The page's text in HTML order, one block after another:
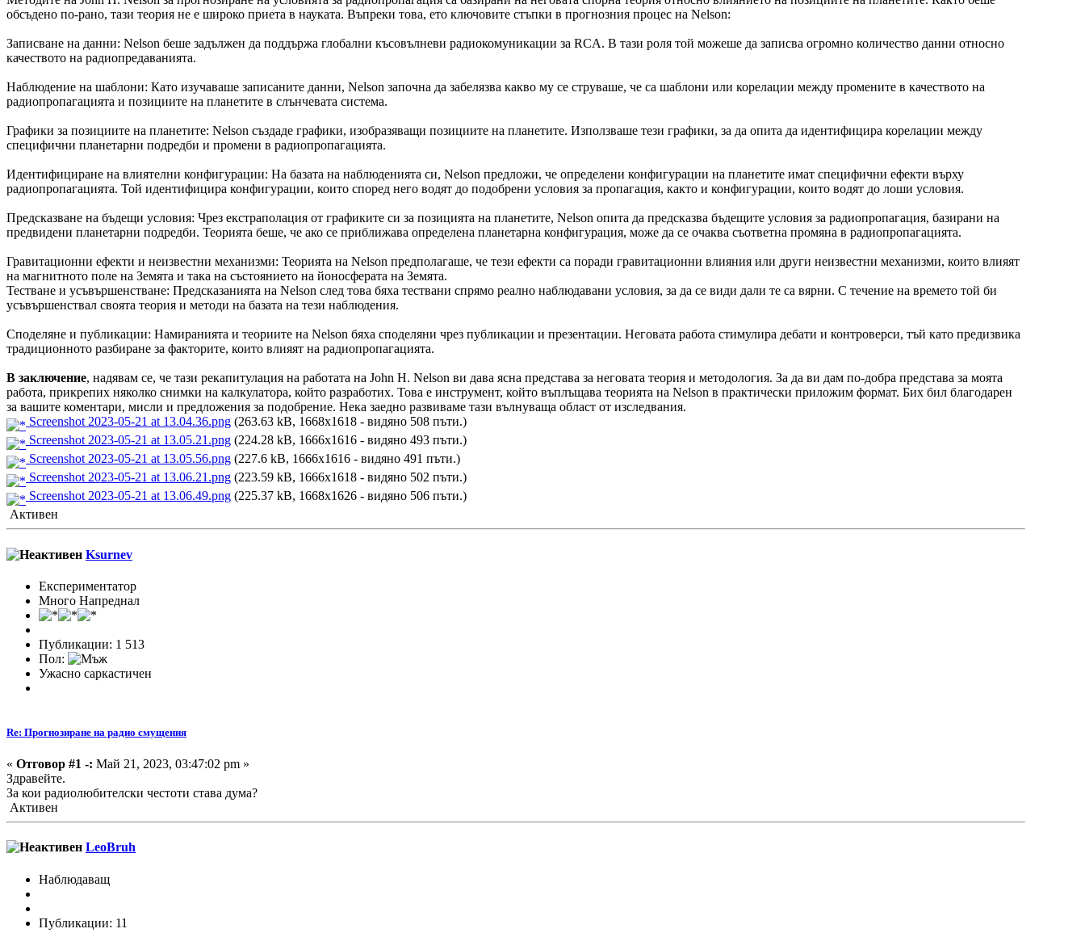
обсъдено по-рано, тази теория не е широко приета в науката. Въпреки това, ето ключовите стъпки в прогнозния процес на Nelson:
Записване на данни: Nelson беше задължен да поддържа глобални късовълневи радиокомуникации за RCA. В тази роля той можеше да записва огромно количество данни относно
качеството на радиопредаванията.
Наблюдение на шаблони: Като изучаваше записаните данни, Nelson започна да забелязва какво му се струваше, че са шаблони или корелации между промените в качеството на
радиопропагацията и позициите на планетите в слънчевата система.
Графики за позициите на планетите: Nelson създаде графики, изобразяващи позициите на планетите. Използваше тези графики, за да опита да идентифицира корелации между
специфични планетарни подредби и промени в радиопропагацията.
Идентифициране на влиятелни конфигурации: На базата на наблюденията си, Nelson предложи, че определени конфигурации на планетите имат специфични ефекти върху
радиопропагацията. Той идентифицира конфигурации, които според него водят до подобрени условия за пропагация, както и конфигурации, които водят до лоши условия.
Предсказване на бъдещи условия: Чрез екстраполация от графиките си за позицията на планетите, Nelson опита да предсказва бъдещите условия за радиопропагация, базирани на
предвидени планетарни подредби. Теорията беше, че ако се приближава определена планетарна конфигурация, може да се очаква съответна промяна в радиопропагацията.
Гравитационни ефекти и неизвестни механизми: Теорията на Nelson предполагаше, че тези ефекти са поради гравитационни влияния или други неизвестни механизми, които влияят
на магнитното поле на Земята и така на състоянието на йоносферата на Земята.
Тестване и усъвършенстване: Предсказанията на Nelson след това бяха тествани спрямо реално наблюдавани условия, за да се види дали те са вярни. С течение на времето той би
усъвършенствал своята теория и методи на базата на тези наблюдения.
Споделяне и публикации: Намиранията и теориите на Nelson бяха споделяни чрез публикации и презентации. Неговата работа стимулира дебати и контроверси, тъй като предизвика
традиционното разбиране за факторите, които влияят на радиопропагацията.
В заключение, надявам се, че тази рекапитулация на работата на John H. Nelson ви дава ясна представа за неговата теория и методология. За да ви дам по-добра представа за моята
работа, прикрепих няколко снимки на калкулатора, който разработих. Това е инструмент, който въплъщава теорията на Nelson в практически приложим формат. Бих бил благодарен
за вашите коментари, мисли и предложения за подобрение. Нека заедно развиваме тази вълнуваща област от изследвания.
Screenshot 2023-05-21 at 13.04.36.png (263.63 kB, 1668x1618 - видяно 508 пъти.)
Screenshot 2023-05-21 at 13.05.21.png (224.28 kB, 1666x1616 - видяно 493 пъти.)
Screenshot 2023-05-21 at 13.05.56.png (227.6 kB, 1666x1616 - видяно 491 пъти.)
Screenshot 2023-05-21 at 13.06.21.png (223.59 kB, 1666x1618 - видяно 502 пъти.)
Screenshot 2023-05-21 at 13.06.49.png (225.37 kB, 1668x1626 - видяно 506 пъти.)
Активен
Ksurnev
Експериментатор
Много Напреднал
Публикации: 1 513
Пол:
Ужасно саркастичен
Re: Прогнозиране на радио смущения
« Отговор #1 -: Май 21, 2023, 03:47:02 pm »
Здравейте.
За кои радиолюбителски честоти става дума?
Активен
LeoBruh
Наблюдаващ
Публикации: 11